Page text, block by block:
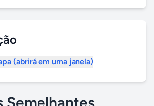
(abrirá em uma janela)
Semelhantes